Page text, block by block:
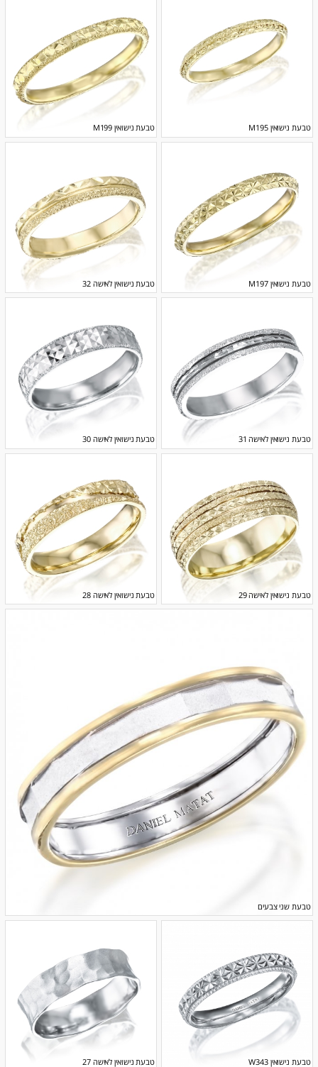
טבעת נישואין M195 טבעת נישואין M199
טבעת נישואין M197 טבעת נישואין לאישה 32
טבעת נישואין לאישה 31 טבעת נישואין לאישה 30
טבעת נישואין לאישה 29 טבעת נישואין לאישה 28
טבעת שני צבעים
טבעת נישואין לאישה 27 טבעת נישואין W343